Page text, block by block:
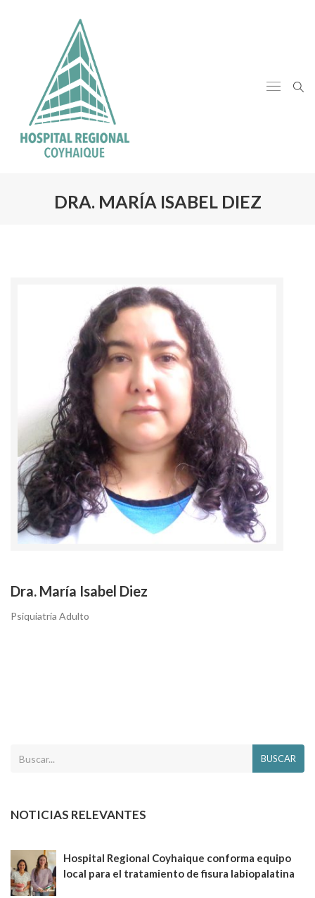
DRA. MARÍA ISABEL DIEZ
Dra. María Isabel Diez
Psiquiatría Adulto
BUSCAR
NOTICIAS RELEVANTES
Hospital Regional Coyhaique conforma equipo
local para el tratamiento de fisura labiopalatina